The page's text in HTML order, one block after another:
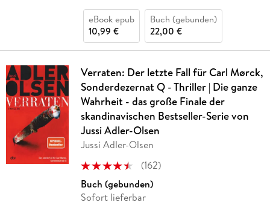
eBook epub
10,99 €
Buch (gebunden)
22,00 €
Verraten: Der letzte Fall für Carl Mørck,
Sonderdezernat Q - Thriller | Die ganze
Wahrheit - das große Finale der
skandinavischen Bestseller-Serie von
Jussi Adler-Olsen
Jussi Adler-Olsen
(162)
Buch (gebunden)
Sofort lieferbar